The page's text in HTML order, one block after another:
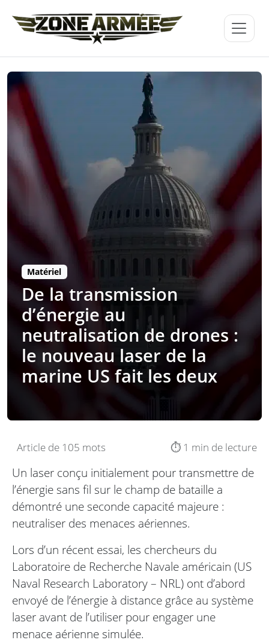
Matériel
De la transmission
d’énergie au
neutralisation de drones :
le nouveau laser de la
marine US fait les deux
Article de 105 mots ⏱️ 1 min de lecture
Un laser conçu initialement pour transmettre de
l’énergie sans fil sur le champ de bataille a
démontré une seconde capacité majeure :
neutraliser des menaces aériennes.
Lors d’un récent essai, les chercheurs du
Laboratoire de Recherche Navale américain (US
Naval Research Laboratory – NRL) ont d’abord
envoyé de l’énergie à distance grâce au système
laser avant de l’utiliser pour engager une
menace aérienne simulée.